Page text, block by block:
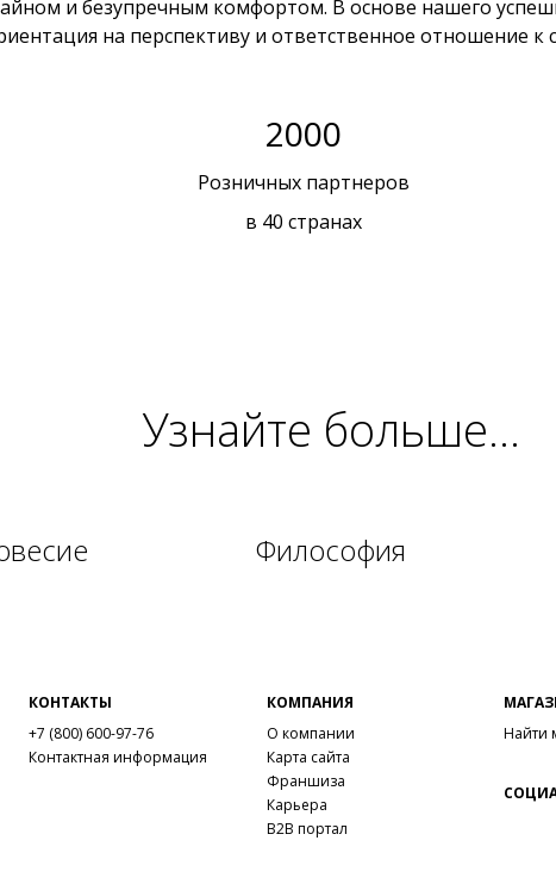
и безупречным комфортом. В основе нашего
на перспективу и ответственное отношение к
2000
Розничных партнеров
в 40 странах
Узнайте больше...
Философия
КОНТАКТЫ
+7 (800) 600-97-76
Контактная информация
КОМПАНИЯ
О компании
Карта сайта
Франшиза
Карьера
B2B портал
Найти